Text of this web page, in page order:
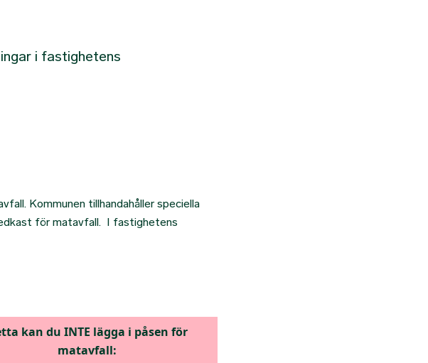
i fastighetens
Kommunen tillhandahåller speciella
för matavfall. I fastighetens
kan du INTE lägga i påsen för
matavfall: